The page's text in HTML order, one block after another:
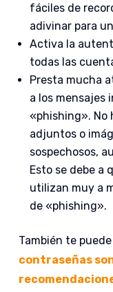
fáciles de
adivinar para
Activa la
todas las
Presta mucha
a los mensajes
«phishing». No
adjuntos o
sospechosos,
Esto se debe a
utilizan muy a
de «phishing».
También te
contraseñas